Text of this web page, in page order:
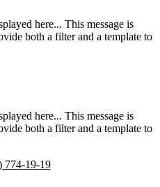
here... This message is
both a filter and a template to
here... This message is
both a filter and a template to
774-19-19